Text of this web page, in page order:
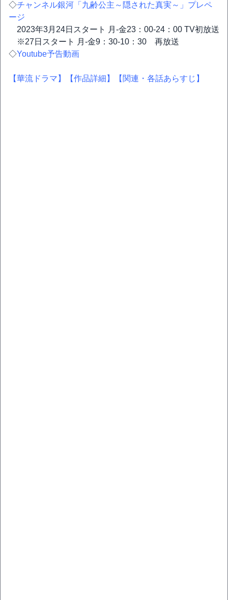
◇チャンネル銀河「九齢公主～隠された真実～」プレペ
ージ
2023年3月24日スタート 月-金23：00-24：00 TV初放送
※27日スタート 月-金9：30-10：30 再放送
◇Youtube予告動画
【華流ドラマ】 【作品詳細】 【関連・各話あらすじ】